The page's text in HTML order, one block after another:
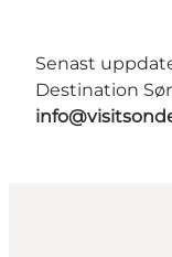
Senast
Destination